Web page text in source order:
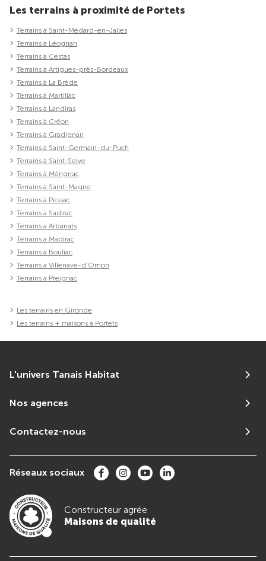
Les terrains à proximité de Portets
Terrains à Saint-Médard-en-Jalles
Terrains à Léognan
Terrains à Cestas
Terrains à Artigues-près-Bordeaux
Terrains à La Brède
Terrains à Martillac
Terrains à Landiras
Terrains à Créon
Terrains à Gradignan
Terrains à Saint-Germain-du-Puch
Terrains à Saint-Selve
Terrains à Mérignac
Terrains à Saint-Magne
Terrains à Pessac
Terrains à Sadirac
Terrains à Arbanats
Terrains à Madirac
Terrains à Bouliac
Terrains à Villenave-d'Ornon
Terrains à Preignac
Les terrains en Gironde
Les terrains + maisons à Portets
L'univers Tanais Habitat
Nos agences
Contactez-nous
Réseaux sociaux
Constructeur agrée
Maisons de qualité